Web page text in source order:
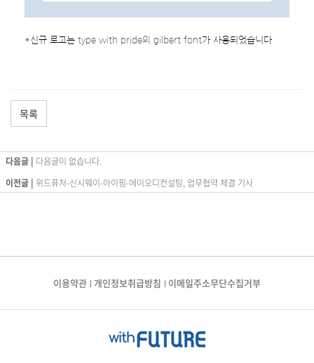
*신규 로고는 type with pride의 gilbert font가 사용되었습니다
목록
다음글 | 다음글이 없습니다.
이전글 | 위드퓨처-신시웨이-아이핌-에이오디컨설팅, 업무협약 체결 기사
이용약관 개인정보취급방침 이메일주소무단수집거부